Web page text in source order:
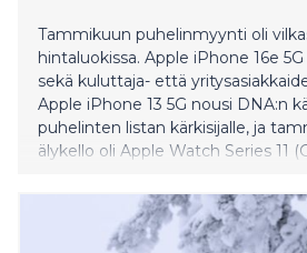
Tammikuun puhelinmyynti oli
hintaluokissa. Apple iPhone 16e
sekä kuluttaja- että
Apple iPhone 13 5G nousi DNA:n
puhelinten listan kärkisijalle, ja
älykello oli Apple Watch Series 11